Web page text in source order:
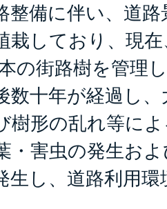
整備に伴い、道
栽しており、現
の街路樹を管理
数十年が経過し
樹形の乱れ等に
・害虫の発生お
生し、道路利用